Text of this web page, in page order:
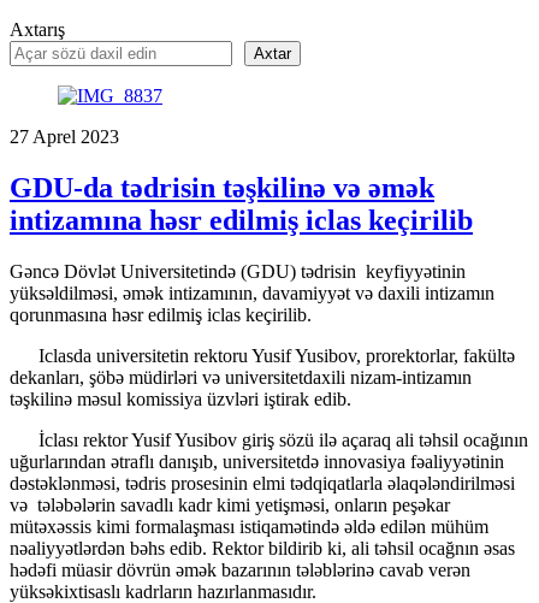
Axtarış
Axtar
27 Aprel 2023
GDU-da tədrisin təşkilinə və əmək
intizamına həsr edilmiş iclas keçirilib
Gəncə Dövlət Universitetində (GDU) tədrisin keyfiyyətinin
yüksəldilməsi, əmək intizamının, davamiyyət və daxili intizamın
qorunmasına həsr edilmiş iclas keçirilib.
Iclasda universitetin rektoru Yusif Yusibov, prorektorlar, fakültə
dekanları, şöbə müdirləri və universitetdaxili nizam-intizamın
təşkilinə məsul komissiya üzvləri iştirak edib.
İclası rektor Yusif Yusibov giriş sözü ilə açaraq ali təhsil ocağının
uğurlarından ətraflı danışıb, universitetdə innovasiya fəaliyyətinin
dəstəklənməsi, tədris prosesinin elmi tədqiqatlarla əlaqələndirilməsi
və tələbələrin savadlı kadr kimi yetişməsi, onların peşəkar
mütəxəssis kimi formalaşması istiqamətində əldə edilən mühüm
nəaliyyətlərdən bəhs edib. Rektor bildirib ki, ali təhsil ocağnın əsas
hədəfi müasir dövrün əmək bazarının tələblərinə cavab verən
yüksəkixtisaslı kadrların hazırlanmasıdır.